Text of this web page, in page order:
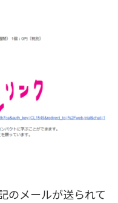
のメールが送られて